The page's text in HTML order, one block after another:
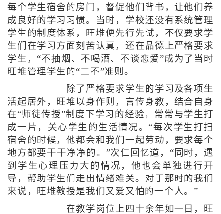
每个学生宿舍的房门，督促他们背书，让他们养
成良好的学习习惯。当时，学校还没有系统管理
学生的制度体系，旺堆便先行先试，不仅要求学
生们在学习方面刻苦认真，还在品德上严格要求
学生，“不抽烟、不喝酒、不谈恋爱”成为了当时
旺堆管理学生的“三不”准则。
除了严格要求学生的学习及各项生
活起居外，旺堆以身作则，言传身教，结合自身
在“师徒传授”制度下学习的经验，常常与学生打
成一片，关心学生的生活情况。“每次学生打扫
宿舍的时候，他都会和我们一起劳动，要求每个
地方都要干干净净的。”次仁回忆道，“同时，遇
到学生心理压力大的情况，他也会单独进行开
导，帮助学生们走出情绪难关。对于那时的我们
来说，旺堆教授是我们又爱又怕的一个人。”
在教学岗位上四十余年如一日，旺